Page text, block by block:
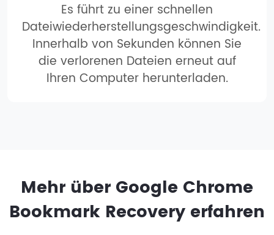
Es führt zu einer schnellen
Dateiwiederherstellungsgeschwindigkeit.
Innerhalb von Sekunden können Sie
die verlorenen Dateien erneut auf
Ihren Computer herunterladen.
Mehr über Google Chrome
Bookmark Recovery erfahren